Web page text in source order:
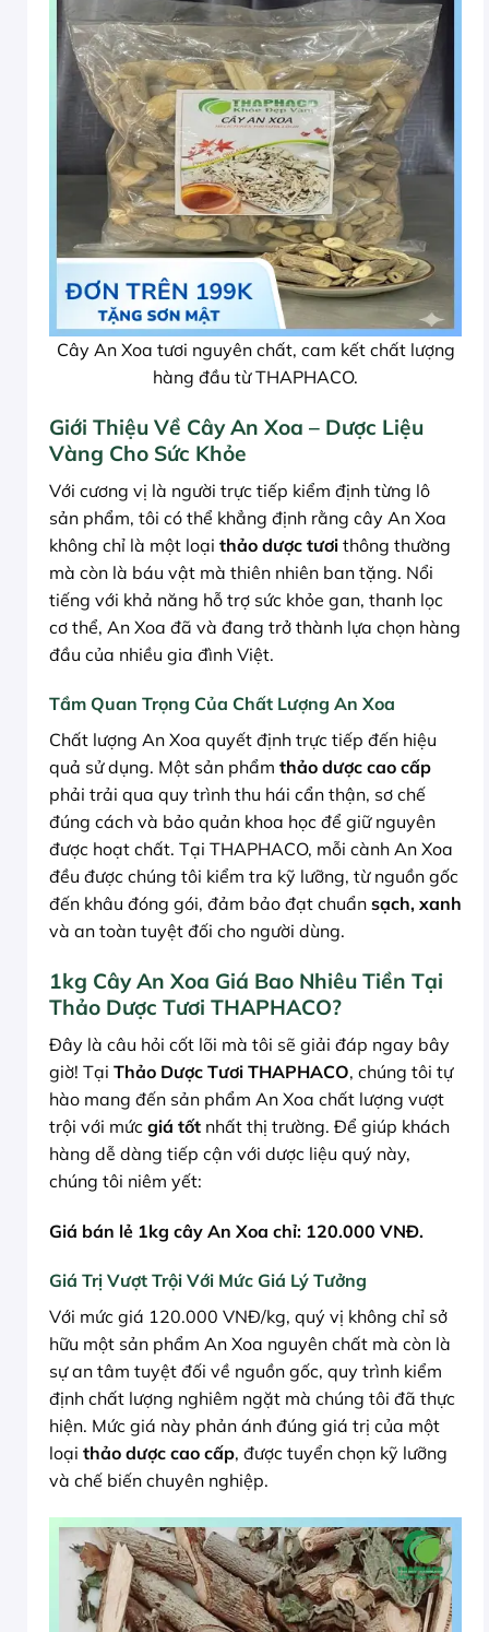
Cây An Xoa tươi nguyên chất, cam kết chất lượng
hàng đầu từ THAPHACO.
Giới Thiệu Về Cây An Xoa – Dược Liệu
Vàng Cho Sức Khỏe
Với cương vị là người trực tiếp kiểm định từng lô
sản phẩm, tôi có thể khẳng định rằng cây An Xoa
không chỉ là một loại thảo dược tươi thông thường
mà còn là báu vật mà thiên nhiên ban tặng. Nổi
tiếng với khả năng hỗ trợ sức khỏe gan, thanh lọc
cơ thể, An Xoa đã và đang trở thành lựa chọn hàng
đầu của nhiều gia đình Việt.
Tầm Quan Trọng Của Chất Lượng An Xoa
Chất lượng An Xoa quyết định trực tiếp đến hiệu
quả sử dụng. Một sản phẩm thảo dược cao cấp
phải trải qua quy trình thu hái cẩn thận, sơ chế
đúng cách và bảo quản khoa học để giữ nguyên
được hoạt chất. Tại THAPHACO, mỗi cành An Xoa
đều được chúng tôi kiểm tra kỹ lưỡng, từ nguồn gốc
đến khâu đóng gói, đảm bảo đạt chuẩn sạch, xanh
và an toàn tuyệt đối cho người dùng.
1kg Cây An Xoa Giá Bao Nhiêu Tiền Tại
Thảo Dược Tươi THAPHACO?
Đây là câu hỏi cốt lõi mà tôi sẽ giải đáp ngay bây
giờ! Tại Thảo Dược Tươi THAPHACO, chúng tôi tự
hào mang đến sản phẩm An Xoa chất lượng vượt
trội với mức giá tốt nhất thị trường. Để giúp khách
hàng dễ dàng tiếp cận với dược liệu quý này,
chúng tôi niêm yết:
Giá bán lẻ 1kg cây An Xoa chỉ: 120.000 VNĐ.
Giá Trị Vượt Trội Với Mức Giá Lý Tưởng
Với mức giá 120.000 VNĐ/kg, quý vị không chỉ sở
hữu một sản phẩm An Xoa nguyên chất mà còn là
sự an tâm tuyệt đối về nguồn gốc, quy trình kiểm
định chất lượng nghiêm ngặt mà chúng tôi đã thực
hiện. Mức giá này phản ánh đúng giá trị của một
loại thảo dược cao cấp, được tuyển chọn kỹ lưỡng
và chế biến chuyên nghiệp.